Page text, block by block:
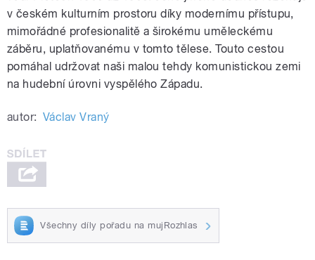
v českém kulturním prostoru díky modernímu přístupu,
mimořádné profesionalitě a širokému uměleckému
záběru, uplatňovanému v tomto tělese. Touto cestou
pomáhal udržovat naši malou tehdy komunistickou zemi
na hudební úrovni vyspělého Západu.
autor: Václav Vraný
Všechny díly pořadu na mujRozhlas